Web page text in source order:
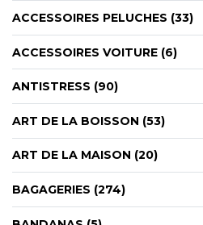
LINGE DEMAISON
NOUVEAUTÉS
ÉCORESPONSABLE
PROMOS
CYBERNECARD
ROADSHOWS, FORUM DES EXPERTS
ACCESSOIRES PELUCHES (33)
ACCESSOIRES VOITURE (6)
ANTISTRESS (90)
ART DE LA BOISSON (53)
ART DE LA MAISON (20)
BAGAGERIES (274)